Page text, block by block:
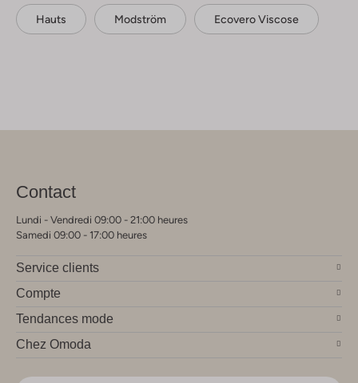
Hauts Modström Ecovero Viscose
Contact
Lundi - Vendredi 09:00 - 21:00 heures
Samedi 09:00 - 17:00 heures
Service clients
Compte
Tendances mode
Chez Omoda